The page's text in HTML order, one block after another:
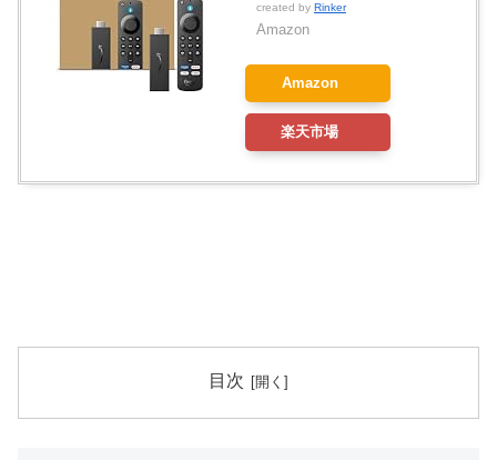
created by Rinker
Amazon
Amazon
楽天市場
目次